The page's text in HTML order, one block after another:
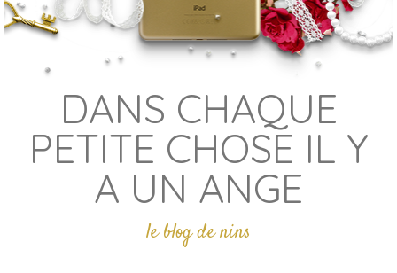
DANS CHAQUE
PETITE CHOSE IL Y
A UN ANGE
le blog de nins